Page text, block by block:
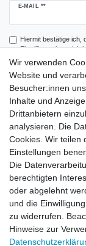
E-MAIL **
Newsletter
Hiermit bestätige ich,
Einwilligung kann ich
Wir verwenden
Website und
Besucher:innen
Inhalte und
Drittanbietern
analysieren. Die
Cookies. Wir teilen
Einstellungen
Die
berechtigten
oder abgelehnt
und die
zu widerrufen.
Hinweise zur